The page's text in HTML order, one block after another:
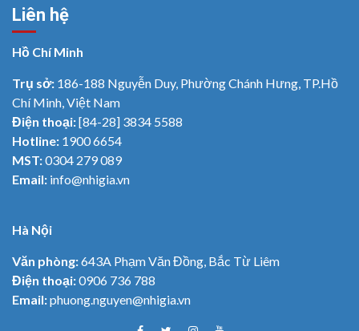
Liên hệ
Hồ Chí Minh
Trụ sở: 186-188 Nguyễn Duy, Phường Chánh Hưng, TP.Hồ
Chí Minh, Việt Nam
Điện thoại:[84-28] 3834 5588
Hotline: 1900 6654
MST:0304 279 089
Email: info@nhigia.vn
Hà Nội
Văn phòng:643A Phạm Văn Đồng, Bắc Từ Liêm
Điện thoại:0906 736 788
Email:phuong.nguyen@nhigia.vn